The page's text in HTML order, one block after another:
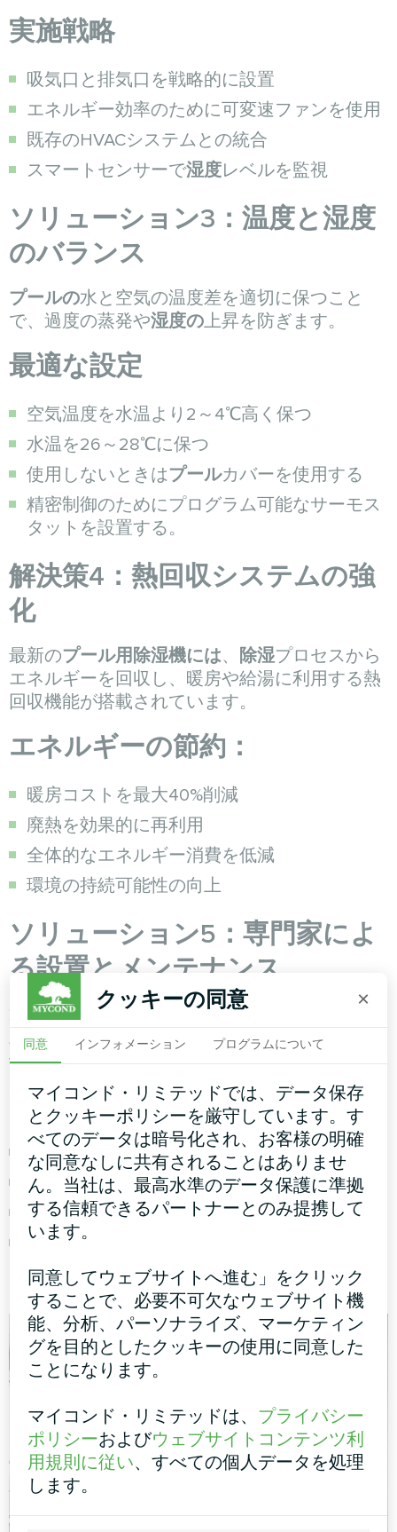
実施戦略
吸気口と排気口を戦略的に設置
エネルギー効率のために可変速ファンを使用
既存のHVACシステムとの統合
スマートセンサーで湿度レベルを監視
ソリューション3：温度と湿度
のバランス
プールの水と空気の温度差を適切に保つこと
で、過度の蒸発や湿度の上昇を防ぎます。
最適な設定
空気温度を水温より2～4℃高く保つ
水温を26～28℃に保つ
使用しないときはプールカバーを使用する
精密制御のためにプログラム可能なサーモス
タットを設置する。
解決策4：熱回収システムの強
化
最新のプール用除湿機には、 除湿プロセスから
エネルギーを回収し、暖房や給湯に利用する熱
回収機能が搭載されています。
エネルギーの節約：
暖房コストを最大40%削減
廃熱を効果的に再利用
全体的なエネルギー消費を低減
環境の持続可能性の向上
ソリューション5：専門家によ
る設置とメンテナンス
適切な設置と定期的なメンテナンスにより、
度コントロールシステムの最大効率と長寿命を
保証します。
メンテナンススケジュール
毎月のフィルター清掃と点検
四半期ごとの専門家によるシステム点検
年1回の総合メンテナンスサービス
異常な音やパフォーマンスにはすぐに対応
クッキーの同意 ×
同意 インフォメーション プログラムについて
マイコンド・リミテッドでは、データ保存
とクッキーポリシーを厳守しています。す
べてのデータは暗号化され、お客様の明確
な同意なしに共有されることはありませ
ん。当社は、最高水準のデータ保護に準拠
する信頼できるパートナーとのみ提携して
います。
同意してウェブサイトへ進む」をクリック
することで、必要不可欠なウェブサイト機
能、分析、パーソナライズ、マーケティン
グを目的としたクッキーの使用に同意した
ことになります。
マイコンド・リミテッドは、 プライバシー
ポリシーおよびウェブサイトコンテンツ利
用規則に従い、すべての個人データを処理
します。